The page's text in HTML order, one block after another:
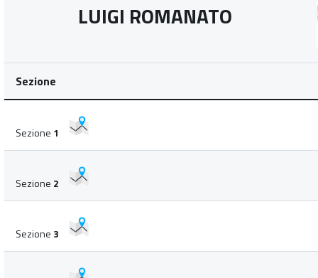
LUIGI ROMANATO
Sezione
Sezione 1
Sezione 2
Sezione 3